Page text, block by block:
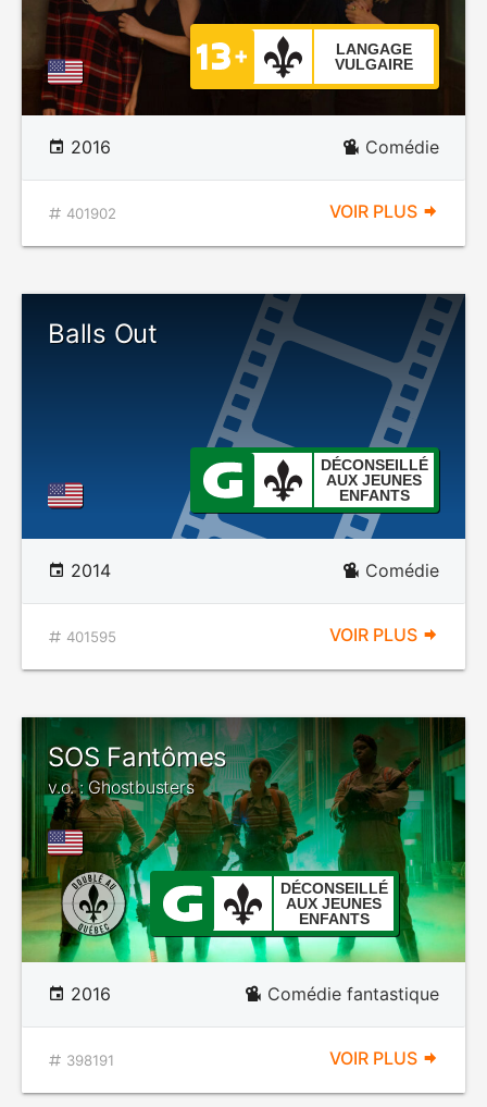
LANGAGE
VULGAIRE
2016 Comédie
401902 VOIR PLUS
Balls Out
DÉCONSEILLÉ
AUX JEUNES
ENFANTS
2014 Comédie
401595 VOIR PLUS
SOS Fantômes
v.o. : Ghostbusters
DÉCONSEILLÉ
AUX JEUNES
ENFANTS
2016 Comédie fantastique
398191 VOIR PLUS